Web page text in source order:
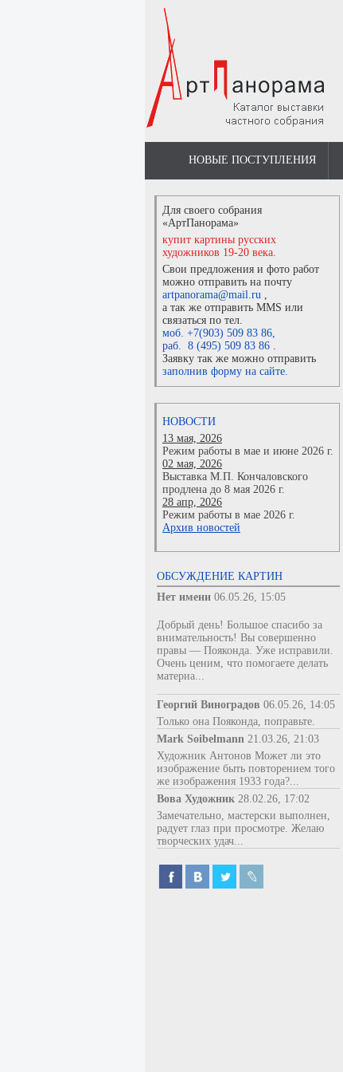
НОВЫЕ ПОСТУПЛЕНИЯ
Для своего собрания
«АртПанорама»
купит картины русских
художников 19-20 века.
Свои предложения и фото работ
можно отправить на почту
artpanorama@mail.ru ,
а так же отправить MMS или
связаться по тел.
моб. +7(903) 509 83 86,
раб. 8 (495) 509 83 86 .
Заявку так же можно отправить
заполнив форму на сайте.
НОВОСТИ
13 мая, 2026
Режим работы в мае и июне 2026 г.
02 мая, 2026
Выставка М.П. Кончаловского
продлена до 8 мая 2026 г.
28 апр, 2026
Режим работы в мае 2026 г.
Архив новостей
ОБСУЖДЕНИЕ КАРТИН
Нет имени 06.05.26, 15:05
Добрый день! Большое спасибо за
внимательность! Вы совершенно
правы — Пояконда. Уже исправили.
Очень ценим, что помогаете делать
материа...
Георгий Виноградов 06.05.26, 14:05
Только она Пояконда, поправьте.
Mark Soibelmann 21.03.26, 21:03
Художник Антонов Может ли это
изображение быть повторением того
же изображения 1933 года?...
Вова Художник 28.02.26, 17:02
Замечательно, мастерски выполнен,
радует глаз при просмотре. Желаю
творческих удач...